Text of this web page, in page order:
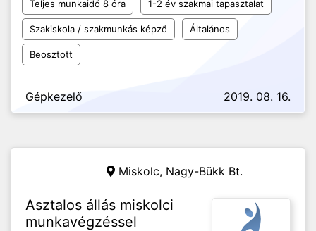
Teljes munkaidő 8 óra 1-2 év szakmai tapasztalat
Szakiskola / szakmunkás képző Általános
Beosztott
Gépkezelő 2019. 08. 16.
Miskolc, Nagy-Bükk Bt.
Asztalos állás miskolci
munkavégzéssel